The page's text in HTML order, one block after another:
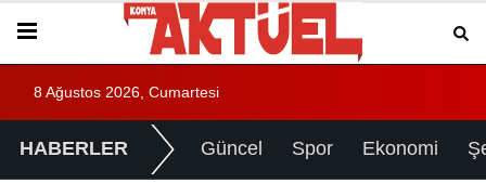
8 Ağustos 2026, Cumartesi
HABERLER Güncel Spor Ekonomi